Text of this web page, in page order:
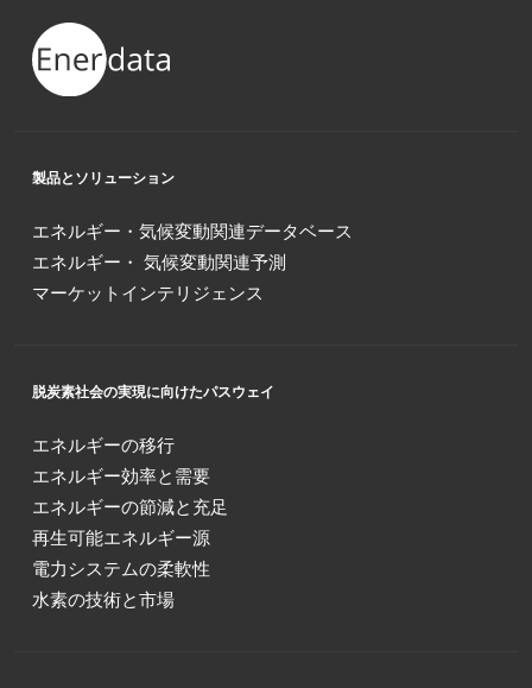
製品とソリューション
エネルギー・気候変動関連データベース
エネルギー・ 気候変動関連予測
マーケットインテリジェンス
脱炭素社会の実現に向けたパスウェイ
エネルギーの移行
エネルギー効率と需要
エネルギーの節減と充足
再生可能エネルギー源
電力システムの柔軟性
水素の技術と市場